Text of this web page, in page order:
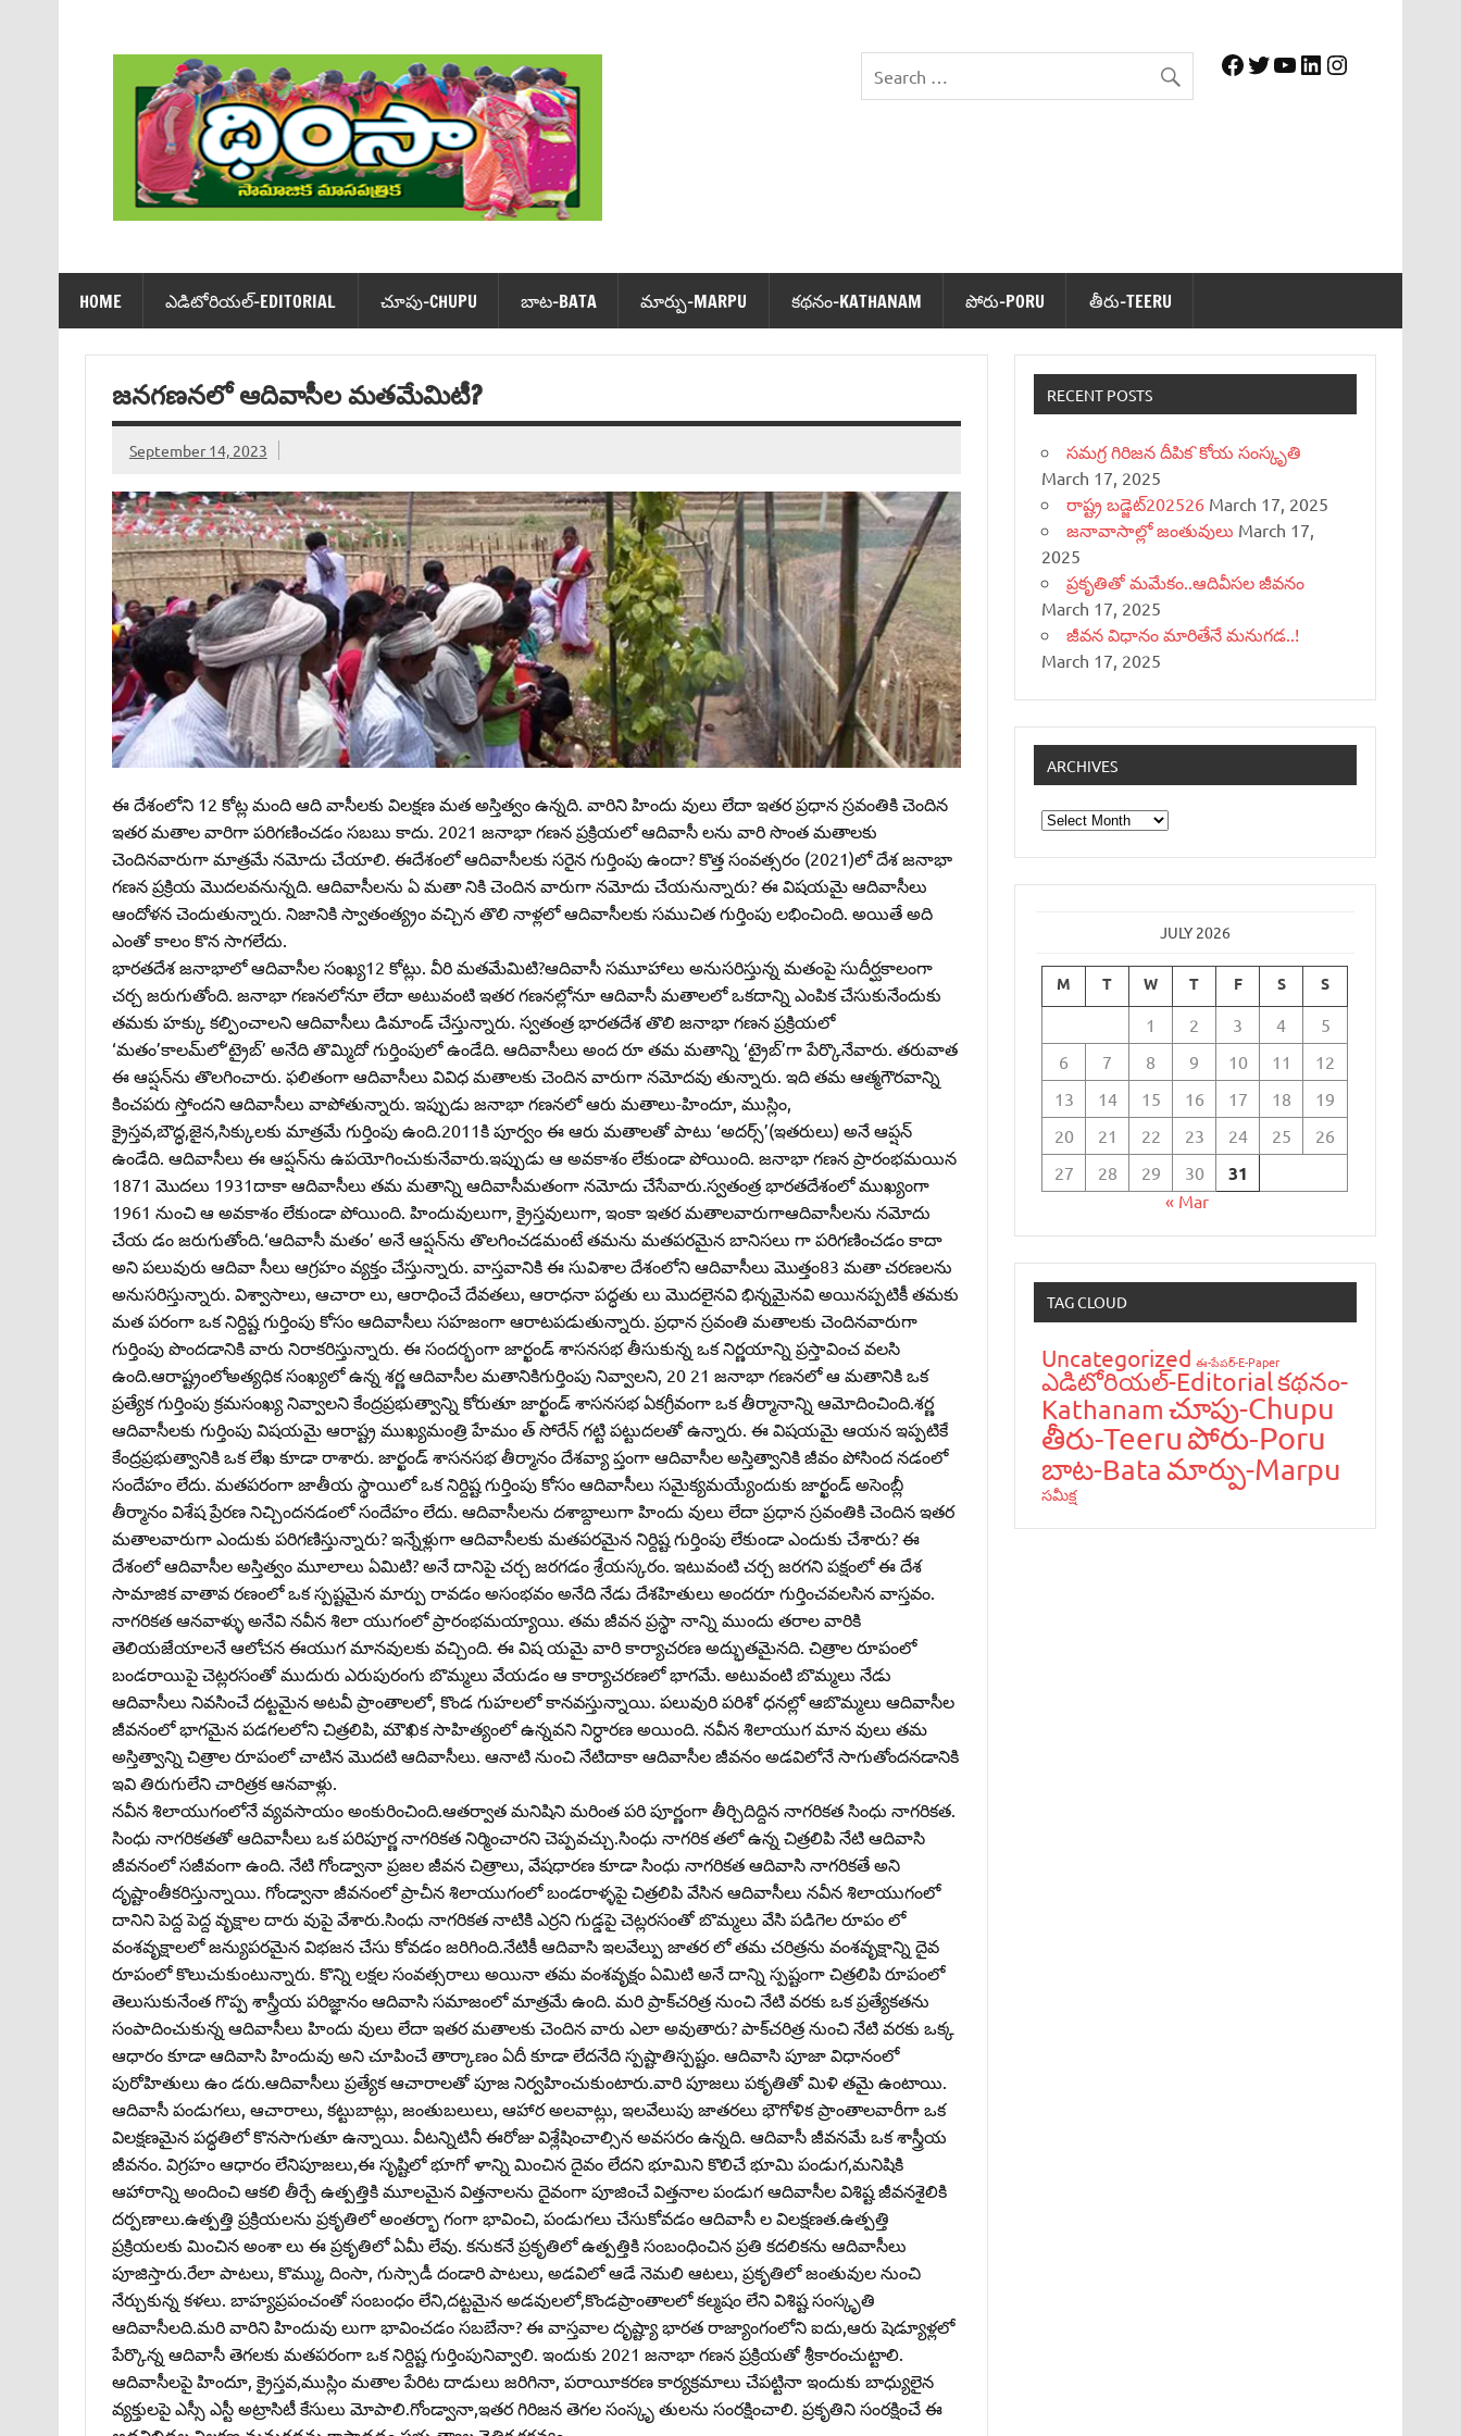
Facebook
Twitter
YouTube
LinkedIn
Instagram
HOME ఎడిటోరియ‌ల్-EDITORIAL చూపు-CHUPU బాట‌-BATA మార్పు-MARPU క‌థ‌నం-KATHANAM పోరు-PORU తీరు-TEERU
జనగణనలో ఆదివాసీల మతమేమిటీ?
September 14, 2023
ఈ దేశంలోని 12 కోట్ల మంది ఆది వాసీలకు విలక్షణ మత అస్తిత్వం ఉన్నది. వారిని హిందు వులు లేదా ఇతర ప్రధాన స్రవంతికి చెందిన
ఇతర మతాల వారిగా పరిగణించడం సబబు కాదు. 2021 జనాభా గణన ప్రక్రియలో ఆదివాసీ లను వారి సొంత మతాలకు
చెందినవారుగా మాత్రమే నమోదు చేయాలి. ఈదేశంలో ఆదివాసీలకు సరైన గుర్తింపు ఉందా? కొత్త సంవత్సరం (2021)లో దేశ జనాభా
గణన ప్రక్రియ మొదలవనున్నది. ఆదివాసీలను ఏ మతా నికి చెందిన వారుగా నమోదు చేయనున్నారు? ఈ విషయమై ఆదివాసీలు
ఆందోళన చెందుతున్నారు. నిజానికి స్వాతంత్య్రం వచ్చిన తొలి నాళ్లలో ఆదివాసీలకు సముచిత గుర్తింపు లభించింది. అయితే అది
ఎంతో కాలం కొన సాగలేదు.
భారతదేశ జనాభాలో ఆదివాసీల సంఖ్య12 కోట్లు. వీరి మతమేమిటి?ఆదివాసీ సమూహాలు అనుసరిస్తున్న మతంపై సుదీర్ఘకాలంగా
చర్చ జరుగుతోంది. జనాభా గణనలోనూ లేదా అటువంటి ఇతర గణనల్లోనూ ఆదివాసీ మతాలలో ఒకదాన్ని ఎంపిక చేసుకునేందుకు
తమకు హక్కు కల్పించాలని ఆదివాసీలు డిమాండ్‌ చేస్తున్నారు. స్వతంత్ర భారతదేశ తొలి జనాభా గణన ప్రక్రియలో
‘మతం’కాలమ్‌లో‘ట్రైబ్‌’ అనేది తొమ్మిదో గుర్తింపులో ఉండేది. ఆదివాసీలు అంద రూ తమ మతాన్ని ‘ట్రైబ్‌’గా పేర్కొనేవారు. తరువాత
ఈ ఆప్షన్‌ను తొలగించారు. ఫలితంగా ఆదివాసీలు వివిధ మతాలకు చెందిన వారుగా నమోదవు తున్నారు. ఇది తమ ఆత్మగౌరవాన్ని
కించపరు స్తోందని ఆదివాసీలు వాపోతున్నారు. ఇప్పుడు జనాభా గణనలో ఆరు మతాలు-హిందూ, ముస్లిం,
క్రైస్తవ,బౌద్ధ,జైన,సిక్కులకు మాత్రమే గుర్తింపు ఉంది.2011కి పూర్వం ఈ ఆరు మతాలతో పాటు ‘అదర్స్‌’(ఇతరులు) అనే ఆప్షన్‌
ఉండేది. ఆదివాసీలు ఈ ఆప్షన్‌ను ఉపయోగించుకునేవారు.ఇప్పుడు ఆ అవకాశం లేకుండా పోయింది. జనాభా గణన ప్రారంభమయిన
1871 మొదలు 1931దాకా ఆదివాసీలు తమ మతాన్ని ఆదివాసీమతంగా నమోదు చేసేవారు.స్వతంత్ర భారతదేశంలో ముఖ్యంగా
1961 నుంచి ఆ అవకాశం లేకుండా పోయింది. హిందువులుగా, క్రైస్తవులుగా, ఇంకా ఇతర మతాలవారుగాఆదివాసీలను నమోదు
చేయ డం జరుగుతోంది.‘ఆదివాసీ మతం’ అనే ఆప్షన్‌ను తొలగించడమంటే తమను మతపరమైన బానిసలు గా పరిగణించడం కాదా
అని పలువురు ఆదివా సీలు ఆగ్రహం వ్యక్తం చేస్తున్నారు. వాస్తవానికి ఈ సువిశాల దేశంలోని ఆదివాసీలు మొత్తం83 మతా చరణలను
అనుసరిస్తున్నారు. విశ్వాసాలు, ఆచారా లు, ఆరాధించే దేవతలు, ఆరాధనా పద్ధతు లు మొదలైనవి భిన్నమైనవి అయినప్పటికీ తమకు
మత పరంగా ఒక నిర్దిష్ట గుర్తింపు కోసం ఆదివాసీలు సహజంగా ఆరాటపడుతున్నారు. ప్రధాన స్రవంతి మతాలకు చెందినవారుగా
గుర్తింపు పొందడానికి వారు నిరాకరిస్తున్నారు. ఈ సందర్భంగా జార్ఖండ్‌ శాసనసభ తీసుకున్న ఒక నిర్ణయాన్ని ప్రస్తావించ వలసి
ఉంది.ఆరాష్ట్రంలోఅత్యధిక సంఖ్యలో ఉన్న శర్ణ ఆదివాసీల మతానికిగుర్తింపు నివ్వాలని, 20 21 జనాభా గణనలో ఆ మతానికి ఒక
ప్రత్యేక గుర్తింపు క్రమసంఖ్య నివ్వాలని కేంద్రప్రభుత్వాన్ని కోరుతూ జార్ఖండ్‌ శాసనసభ ఏకగ్రీవంగా ఒక తీర్మానాన్ని ఆమోదించింది.శర్ణ
ఆదివాసీలకు గుర్తింపు విషయమై ఆరాష్ట్ర ముఖ్యమంత్రి హేమం త్‌ సోరేన్‌ గట్టి పట్టుదలతో ఉన్నారు. ఈ విషయమై ఆయన ఇప్పటికే
కేంద్రప్రభుత్వానికి ఒక లేఖ కూడా రాశారు. జార్ఖండ్‌ శాసనసభ తీర్మానం దేశవ్యా ప్తంగా ఆదివాసీల అస్తిత్వానికి జీవం పోసింద నడంలో
సందేహం లేదు. మతపరంగా జాతీయ స్థాయిలో ఒక నిర్దిష్ట గుర్తింపు కోసం ఆదివాసీలు సమైక్యమయ్యేందుకు జార్ఖండ్‌ అసెంబ్లీ
తీర్మానం విశేష ప్రేరణ నిచ్చిందనడంలో సందేహం లేదు. ఆదివాసీలను దశాబ్దాలుగా హిందు వులు లేదా ప్రధాన స్రవంతికి చెందిన ఇతర
మతాలవారుగా ఎందుకు పరిగణిస్తున్నారు? ఇన్నేళ్లుగా ఆదివాసీలకు మతపరమైన నిర్దిష్ట గుర్తింపు లేకుండా ఎందుకు చేశారు? ఈ
దేశంలో ఆదివాసీల అస్తిత్వం మూలాలు ఏమిటి? అనే దానిపై చర్చ జరగడం శ్రేయస్కరం. ఇటువంటి చర్చ జరగని పక్షంలో ఈ దేశ
సామాజిక వాతావ రణంలో ఒక స్పష్టమైన మార్పు రావడం అసంభవం అనేది నేడు దేశహితులు అందరూ గుర్తించవలసిన వాస్తవం.
నాగరికత ఆనవాళ్ళు అనేవి నవీన శిలా యుగంలో ప్రారంభమయ్యాయి. తమ జీవన ప్రస్థా నాన్ని ముందు తరాల వారికి
తెలియజేయాలనే ఆలోచన ఈయుగ మానవులకు వచ్చింది. ఈ విష యమై వారి కార్యాచరణ అద్భుతమైనది. చిత్రాల రూపంలో
బండరాయిపై చెట్లరసంతో ముదురు ఎరుపురంగు బొమ్మలు వేయడం ఆ కార్యాచరణలో భాగమే. అటువంటి బొమ్మలు నేడు
ఆదివాసీలు నివసించే దట్టమైన అటవీ ప్రాంతాలలో, కొండ గుహలలో కానవస్తున్నాయి. పలువురి పరిశో ధనల్లో ఆబొమ్మలు ఆదివాసీల
జీవనంలో భాగమైన పడగలలోని చిత్రలిపి, మౌఖిక సాహిత్యంలో ఉన్నవని నిర్ధారణ అయింది. నవీన శిలాయుగ మాన వులు తమ
అస్తిత్వాన్ని చిత్రాల రూపంలో చాటిన మొదటి ఆదివాసీలు. ఆనాటి నుంచి నేటిదాకా ఆదివాసీల జీవనం అడవిలోనే సాగుతోందనడానికి
ఇవి తిరుగులేని చారిత్రక ఆనవాళ్లు.
నవీన శిలాయుగంలోనే వ్యవసాయం అంకురించింది.ఆతర్వాత మనిషిని మరింత పరి పూర్ణంగా తీర్చిదిద్దిన నాగరికత సింధు నాగరికత.
సింధు నాగరికతతో ఆదివాసీలు ఒక పరిపూర్ణ నాగరికత నిర్మించారని చెప్పవచ్చు.సింధు నాగరిక తలో ఉన్న చిత్రలిపి నేటి ఆదివాసి
జీవనంలో సజీవంగా ఉంది. నేటి గోండ్వానా ప్రజల జీవన చిత్రాలు, వేషధారణ కూడా సింధు నాగరికత ఆదివాసి నాగరికతే అని
దృష్టాంతీకరిస్తున్నాయి. గోండ్వానా జీవనంలో ప్రాచీన శిలాయుగంలో బండరాళ్ళపై చిత్రలిపి వేసిన ఆదివాసీలు నవీన శిలాయుగంలో
దానిని పెద్ద పెద్ద వృక్షాల దారు వుపై వేశారు.సింధు నాగరికత నాటికి ఎర్రని గుడ్డపై చెట్లరసంతో బొమ్మలు వేసి పడిగెల రూపం లో
వంశవృక్షాలలో జన్యుపరమైన విభజన చేసు కోవడం జరిగింది.నేటికీ ఆదివాసి ఇలవేల్పు జాతర లో తమ చరిత్రను వంశవృక్షాన్ని దైవ
రూపంలో కొలుచుకుంటున్నారు. కొన్ని లక్షల సంవత్సరాలు అయినా తమ వంశవృక్షం ఏమిటి అనే దాన్ని స్పష్టంగా చిత్రలిపి రూపంలో
తెలుసుకునేంత గొప్ప శాస్త్రీయ పరిజ్ఞానం ఆదివాసి సమాజంలో మాత్రమే ఉంది. మరి ప్రాక్‌చరిత్ర నుంచి నేటి వరకు ఒక ప్రత్యేకతను
సంపాదించుకున్న ఆదివాసీలు హిందు వులు లేదా ఇతర మతాలకు చెందిన వారు ఎలా అవుతారు? పాక్‌చరిత్ర నుంచి నేటి వరకు ఒక్క
ఆధారం కూడా ఆదివాసి హిందువు అని చూపించే తార్కాణం ఏదీ కూడా లేదనేది స్పష్టాతిస్పష్టం. ఆదివాసి పూజా విధానంలో
పురోహితులు ఉం డరు.ఆదివాసీలు ప్రత్యేక ఆచారాలతో పూజ నిర్వహించుకుంటారు.వారి పూజలు పకృతితో మిళి తమై ఉంటాయి.
ఆదివాసీ పండుగలు, ఆచారాలు, కట్టుబాట్లు, జంతుబలులు, ఆహార అలవాట్లు, ఇలవేలుపు జాతరలు భౌగోళిక ప్రాంతాలవారీగా ఒక
విలక్షణమైన పద్ధతిలో కొనసాగుతూ ఉన్నాయి. వీటన్నిటినీ ఈరోజు విశ్లేషించాల్సిన అవసరం ఉన్నది. ఆదివాసీ జీవనమే ఒక శాస్త్రీయ
జీవనం. విగ్రహం ఆధారం లేనిపూజలు,ఈ సృష్టిలో భూగో ళాన్ని మించిన దైవం లేదని భూమిని కొలిచే భూమి పండుగ,మనిషికి
ఆహారాన్ని అందించి ఆకలి తీర్చే ఉత్పత్తికి మూలమైన విత్తనాలను దైవంగా పూజించే విత్తనాల పండుగ ఆదివాసీల విశిష్ట జీవనశైలికి
దర్పణాలు.ఉత్పత్తి ప్రక్రియలను ప్రకృతిలో అంతర్భా గంగా భావించి, పండుగలు చేసుకోవడం ఆదివాసీ ల విలక్షణత.ఉత్పత్తి
ప్రక్రియలకు మించిన అంశా లు ఈ ప్రకృతిలో ఏమీ లేవు. కనుకనే ప్రకృతిలో ఉత్పత్తికి సంబంధించిన ప్రతి కదలికను ఆదివాసీలు
పూజిస్తారు.రేలా పాటలు, కొమ్ము, దింసా, గుస్సాడీ దండారి పాటలు, అడవిలో ఆడే నెమలి ఆటలు, ప్రకృతిలో జంతువుల నుంచి
నేర్చుకున్న కళలు. బాహ్యప్రపంచంతో సంబంధం లేని,దట్టమైన అడవులలో,కొండప్రాంతాలలో కల్మషం లేని విశిష్ట సంస్కృతి
ఆదివాసీలది.మరి వారిని హిందువు లుగా భావించడం సబబేనా? ఈ వాస్తవాల దృష్ట్యా భారత రాజ్యాంగంలోని ఐదు,ఆరు షెడ్యూళ్లలో
పేర్కొన్న ఆదివాసీ తెగలకు మతపరంగా ఒక నిర్దిష్ట గుర్తింపునివ్వాలి. ఇందుకు 2021 జనాభా గణన ప్రక్రియతో శ్రీకారంచుట్టాలి.
ఆదివాసీలపై హిందూ, క్రైస్తవ,ముస్లిం మతాల పేరిట దాడులు జరిగినా, పరాయీకరణ కార్యక్రమాలు చేపట్టినా ఇందుకు బాధ్యులైన
వ్యక్తులపై ఎస్సీ ఎస్టీ అట్రాసిటీ కేసులు మోపాలి.గోండ్వానా,ఇతర గిరిజన తెగల సంస్కృ తులను సంరక్షించాలి. ప్రకృతిని సంరక్షించే ఈ
RECENT POSTS
సమగ్ర గిరిజన దీపిక`కోయ సంస్కృతి
March 17, 2025
రాష్ట్ర బడ్జెట్‌202526 March 17, 2025
జనావాసాల్లో జంతువులు March 17,
2025
ప్రకృతితో మమేకం..ఆదివీసల జీవనం
March 17, 2025
జీవన విధానం మారితేనే మనుగడ..!
March 17, 2025
ARCHIVES
Archives
JULY 2026
M T W T F S S
1 2 3 4
5
6
7 8 9 10 11
12
13
14 15 16 17 18
19
20
21 22 23 24 25
26
27
28 29 30 31
« Mar
TAG CLOUD
Uncategorized ఈ-పేప‌ర్-E-Paper
ఎడిటోరియ‌ల్-Editorialక‌థ‌నం-
Kathanam చూపు-Chupu
తీరు-Teeruపోరు-Poru
బాట‌-Bata మార్పు-Marpu
స‌మీక్ష‌